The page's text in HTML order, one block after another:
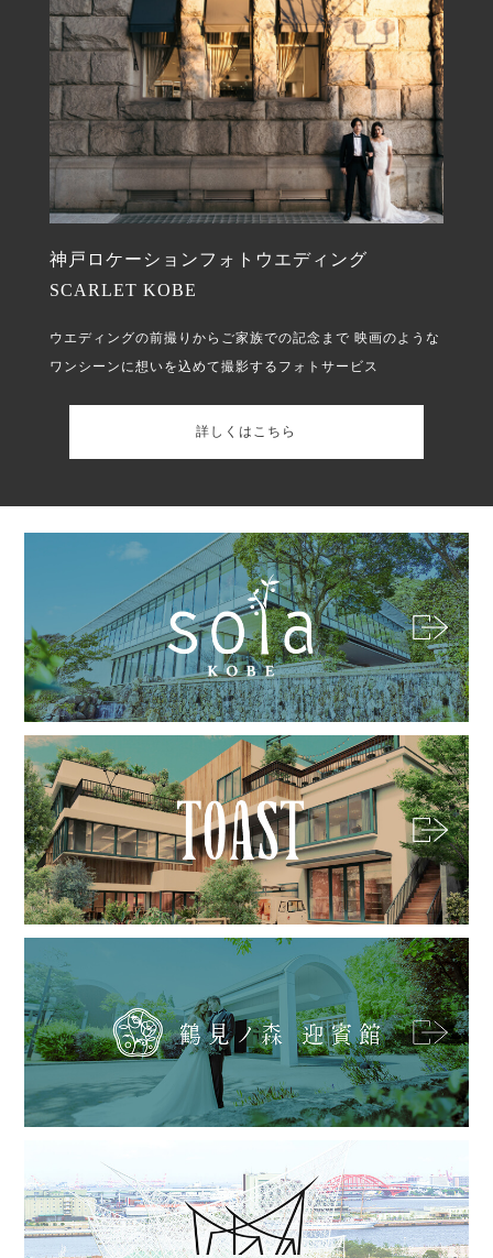
神戸ロケーションフォトウエディング
SCARLET KOBE
ウエディングの前撮りからご家族での記念まで 映画のような
ワンシーンに想いを込めて撮影するフォトサービス
詳しくはこちら